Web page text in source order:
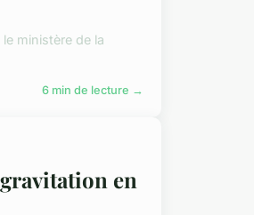
ministère de la
6 min de lecture →
en